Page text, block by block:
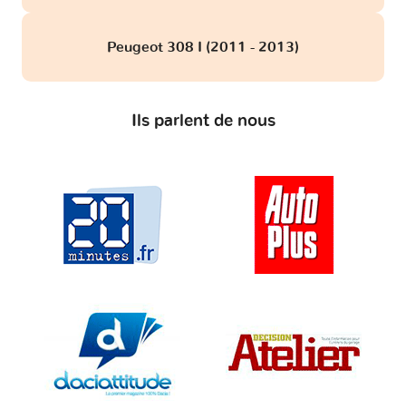
Peugeot 308 I (2011 - 2013)
Ils parlent de nous